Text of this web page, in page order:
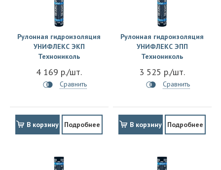
Рулонная гидроизоляция
УНИФЛЕКС ЭКП
Технониколь
4 169 р./шт.
Сравнить
В корзину Подробнее
Рулонная гидроизоляция
УНИФЛЕКС ЭПП
Технониколь
3 525 р./шт.
Сравнить
В корзину Подробнее